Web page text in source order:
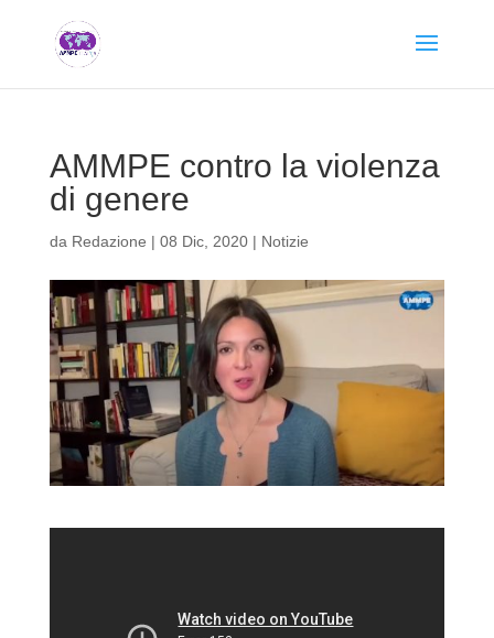
AMMPE contro la violenza
di genere
da Redazione | 08 Dic, 2020| Notizie